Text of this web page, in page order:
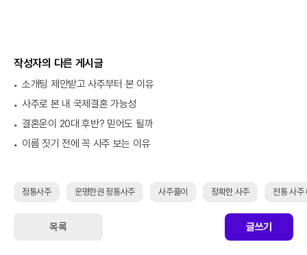
작성자의 다른 게시글
소개팅 제안받고 사주부터 본 이유
사주로 본 내 국제결혼 가능성
결혼운이 20대 후반? 믿어도 될까
이름 짓기 전에 꼭 사주 보는 이유
정통사주 운명한권 정통사주 사주풀이 정확한 사주 전통 사주
목록 글쓰기